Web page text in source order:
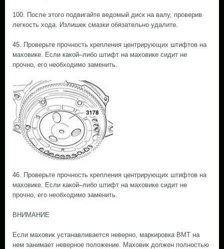
100. После этого подвигайте ведомый диск на валу, проверив
легкость хода. Излишек смазки обязательно удалите.
45. Проверьте прочность крепления центрирующих штифтов на
маховике. Если какой–либо штифт на маховике сидит не
прочно, его необходимо заменить.
46. Проверьте прочность крепления центрирующих штифтов на
маховике. Если какой–либо штифт на маховике сидит не
прочно, его необходимо заменить.
ВНИМАНИЕ
Если маховик устанавливается неверно, маркировка ВМТ на
нем занимает неверное положение. Маховик должен полностью